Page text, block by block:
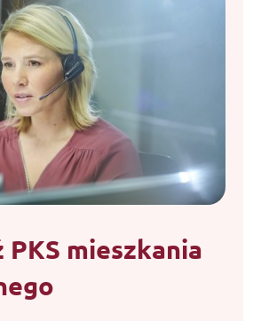
PKS mieszkania